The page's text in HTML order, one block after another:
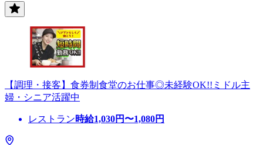
【調理・接客】食券制食堂のお仕事◎未経験OK!!ミドル主
婦・シニア活躍中
レストラン時給1,030円〜1,080円